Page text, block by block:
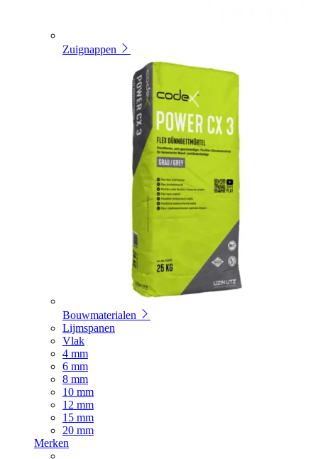
Zuignappen
Bouwmaterialen
Lijmspanen
Vlak
4 mm
6 mm
8 mm
10 mm
12 mm
15 mm
20 mm
Merken